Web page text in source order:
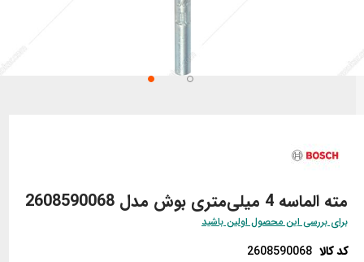
مته الماسه 4 میلی‌متری بوش مدل 2608590068
برای بررسی این محصول اولین باشید
کد کالا 2608590068